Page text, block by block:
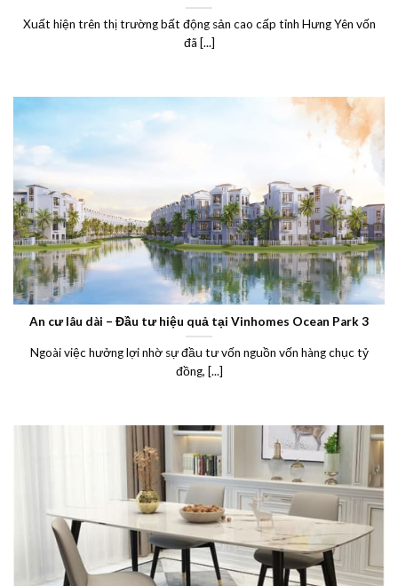
Xuất hiện trên thị trường bất động sản cao cấp tỉnh Hưng Yên vốn
đã [...]
An cư lâu dài – Đầu tư hiệu quả tại Vinhomes Ocean Park 3
Ngoài việc hưởng lợi nhờ sự đầu tư vốn nguồn vốn hàng chục tỷ
đồng, [...]